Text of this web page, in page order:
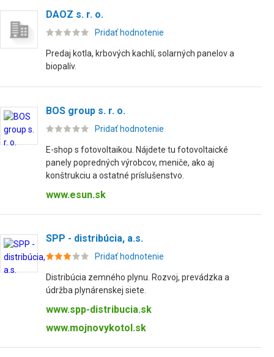
DAOZ s. r. o.
Pridať hodnotenie
Predaj kotla, krbových kachlí, solarných panelov a
biopalív.
BOS group s. r. o.
Pridať hodnotenie
E-shop s fotovoltaikou. Nájdete tu fotovoltaické
panely popredných výrobcov, meniče, ako aj
konštrukciu a ostatné príslušenstvo.
www.esun.sk
SPP - distribúcia, a.s.
Pridať hodnotenie
Distribúcia zemného plynu. Rozvoj, prevádzka a
údržba plynárenskej siete.
www.spp-distribucia.sk
www.mojnovykotol.sk